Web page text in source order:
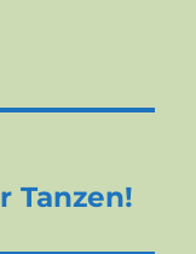
Tanzen!